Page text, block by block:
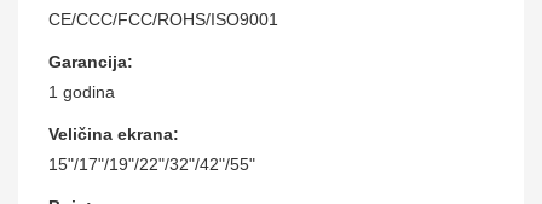
CE/CCC/FCC/ROHS/ISO9001
Garancija:
1 godina
Veličina ekrana:
15"/17"/19"/22"/32"/42"/55"